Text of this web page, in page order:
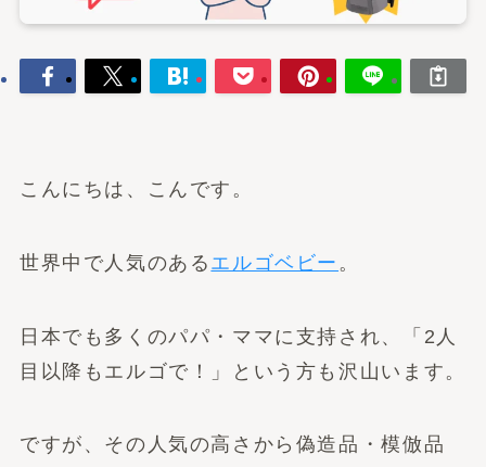
こんにちは、こんです。
世界中で人気のある エルゴベビー 。
日本でも多くのパパ・ママに支持され、「2人
目以降もエルゴで！」という方も沢山います。
ですが、その人気の高さから偽造品・模倣品